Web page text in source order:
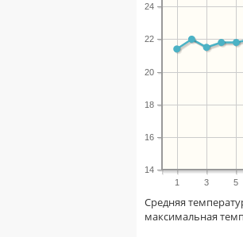
1 3 5
14
16
18
20
22
24
Средняя
максимальная